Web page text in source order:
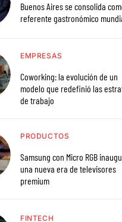
Buenos Aires se consolida
referente gastronómico
EMPRESAS
Coworking: la evolución de un
modelo que redefinió las
de trabajo
PRODUCTOS
Samsung con Micro RGB
una nueva era de televisores
premium
FINTECH